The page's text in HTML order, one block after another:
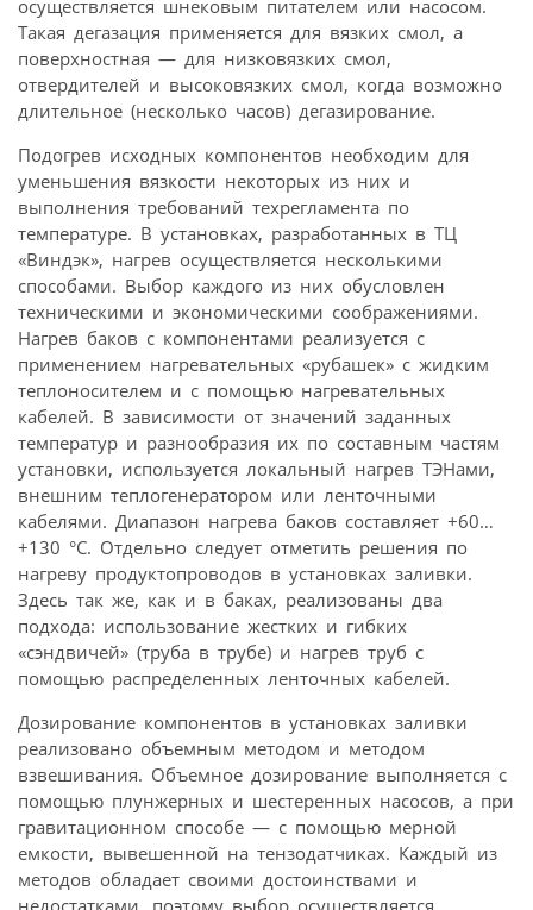
осуществляется шнековым питателем или насосом.
Такая дегазация применяется для вязких смол, а
поверхностная — для низковязких смол,
отвердителей и высоковязких смол, когда возможно
длительное (несколько часов) дегазирование.
Подогрев исходных компонентов необходим для
уменьшения вязкости некоторых из них и
выполнения требований техрегламента по
температуре. В установках, разработанных в ТЦ
«Виндэк», нагрев осуществляется несколькими
способами. Выбор каждого из них обусловлен
техническими и экономическими соображениями.
Нагрев баков с компонентами реализуется с
применением нагревательных «рубашек» с жидким
теплоносителем и с помощью нагревательных
кабелей. В зависимости от значений заданных
температур и разно­образия их по составным частям
установки, используется локальный нагрев ТЭНами,
внешним теплогенератором или ленточными
кабелями. Диапазон нагрева баков составляет +60…
+130 °С. Отдельно следует отметить решения по
нагреву продуктопроводов в установках заливки.
Здесь так же, как и в баках, реализованы два
подхода: использование жестких и гибких
«сэндвичей» (труба в трубе) и нагрев труб с
помощью распределенных ленточных кабелей.
Дозирование компонентов в установках заливки
реализовано объемным методом и методом
взвешивания. Объемное дозирование выполняется с
помощью плунжерных и шестеренных насосов, а при
гравитационном способе — с помощью мерной
емкости, вывешенной на тензодатчиках. Каждый из
методов обладает своими достоинствами и